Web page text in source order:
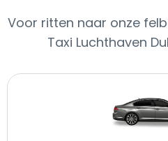
Voor ritten naar onze
Taxi Luchthaven